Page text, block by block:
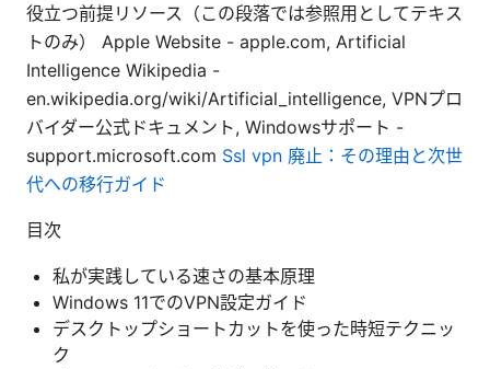
役立つ前提リソース（この段落では参照用としてテキス
トのみ） Apple Website - apple.com, Artificial
Intelligence Wikipedia -
en.wikipedia.org/wiki/Artificial_intelligence, VPNプロ
バイダー公式ドキュメント, Windowsサポート -
support.microsoft.com Ssl vpn 廃止：その理由と次世
代への移行ガイド
目次
私が実践している速さの基本原理
Windows 11でのVPN設定ガイド
デスクトップショートカットを使った時短テクニッ
ク